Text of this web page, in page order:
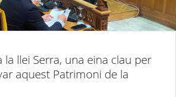
la llei Serra, una eina clau per
aquest Patrimoni de la